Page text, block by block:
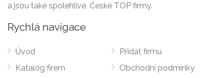
a jsou také spolehlivé. České TOP firmy.
Rychlá navigace
Úvod
Katalog firem
Přidat firmu
Obchodní podmínky